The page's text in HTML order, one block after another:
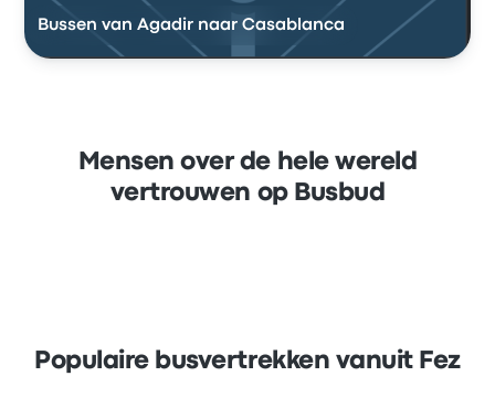
Bussen van Agadir naar Casablanca
Mensen over de hele wereld
vertrouwen op Busbud
Populaire busvertrekken vanuit Fez